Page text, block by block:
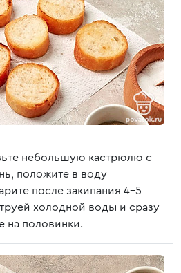
небольшую кастрюлю с
положите в воду
после закипания 4-5
холодной воды и сразу
на половинки.